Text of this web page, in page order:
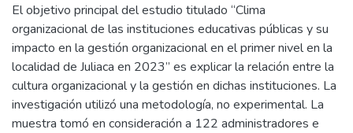
El objetivo principal del estudio titulado “Clima
organizacional de las instituciones educativas públicas y su
impacto en la gestión organizacional en el primer nivel en la
localidad de Juliaca en 2023” es explicar la relación entre la
cultura organizacional y la gestión en dichas instituciones. La
investigación utilizó una metodología, no experimental. La
muestra tomó en consideración a 122 administradores e